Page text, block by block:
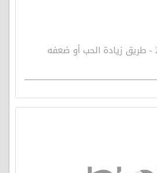
مصباح الهداية 282 - طريق زيادة الحب أو ضعفه